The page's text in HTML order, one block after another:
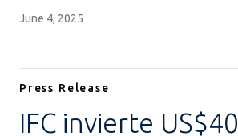
June 4, 2025
Press Release
IFC invierte US$40